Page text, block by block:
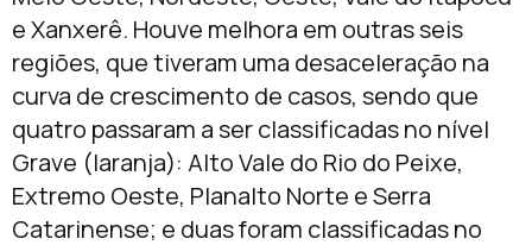
e Xanxerê. Houve melhora em outras seis
regiões, que tiveram uma desaceleração na
curva de crescimento de casos, sendo que
quatro passaram a ser classificadas no nível
Grave (laranja): Alto Vale do Rio do Peixe,
Extremo Oeste, Planalto Norte e Serra
Catarinense; e duas foram classificadas no